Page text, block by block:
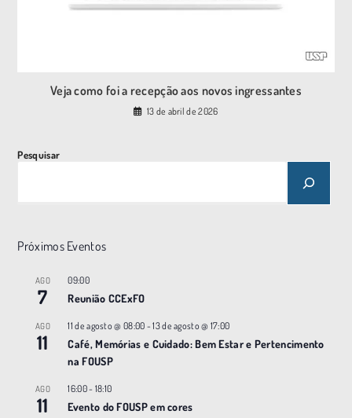
Veja como foi a recepção aos novos ingressantes
13 de abril de 2026
Pesquisar
Próximos Eventos
AGO
7
09:00
Reunião CCExFO
AGO
11
11 de agosto @ 08:00 -13 de agosto @ 17:00
Café, Memórias e Cuidado: Bem Estar e Pertencimento
na FOUSP
AGO
11
16:00- 18:10
Evento do FOUSP em cores